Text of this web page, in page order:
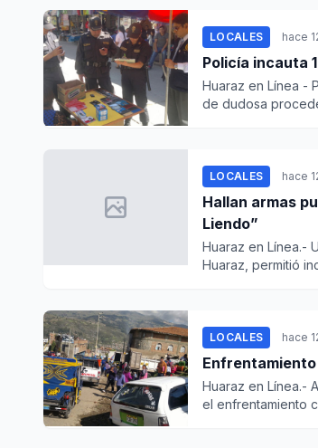
LOCALES hace
Policía incauta
Huaraz en Línea -
de dudosa
LOCALES hace
Hallan armas
Liendo”
Huaraz en Línea.-
Huaraz, permitió
LOCALES hace
Huaraz en Línea.-
el enfrentamiento